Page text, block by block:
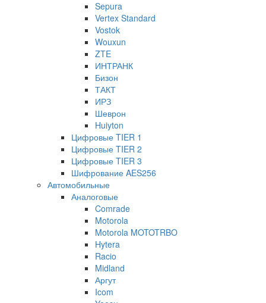
Sepura
Vertex Standard
Vostok
Wouxun
ZTE
ИНТРАНК
Бизон
ТАКТ
ИРЗ
Шеврон
Huiyton
Цифровые TIER 1
Цифровые TIER 2
Цифровые TIER 3
Шифрование AES256
Автомобильные
Аналоговые
Comrade
Motorola
Motorola MOTOTRBO
Hytera
Racio
Midland
Аргут
Icom